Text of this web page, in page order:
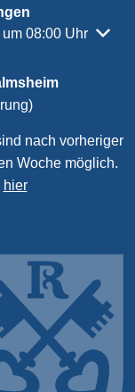
08:00 Uhr
nach vorheriger
Woche möglich.
hier